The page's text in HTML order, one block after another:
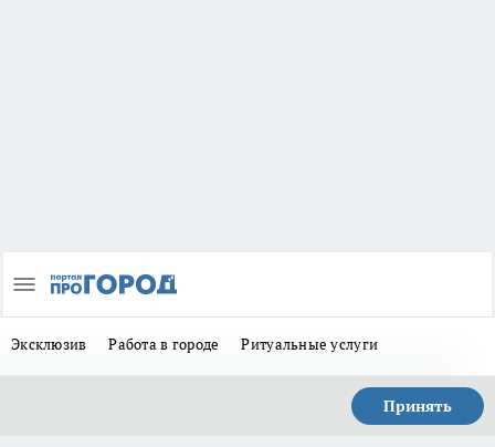
Эксклюзив Работа в городе Ритуальные услуги
Принять